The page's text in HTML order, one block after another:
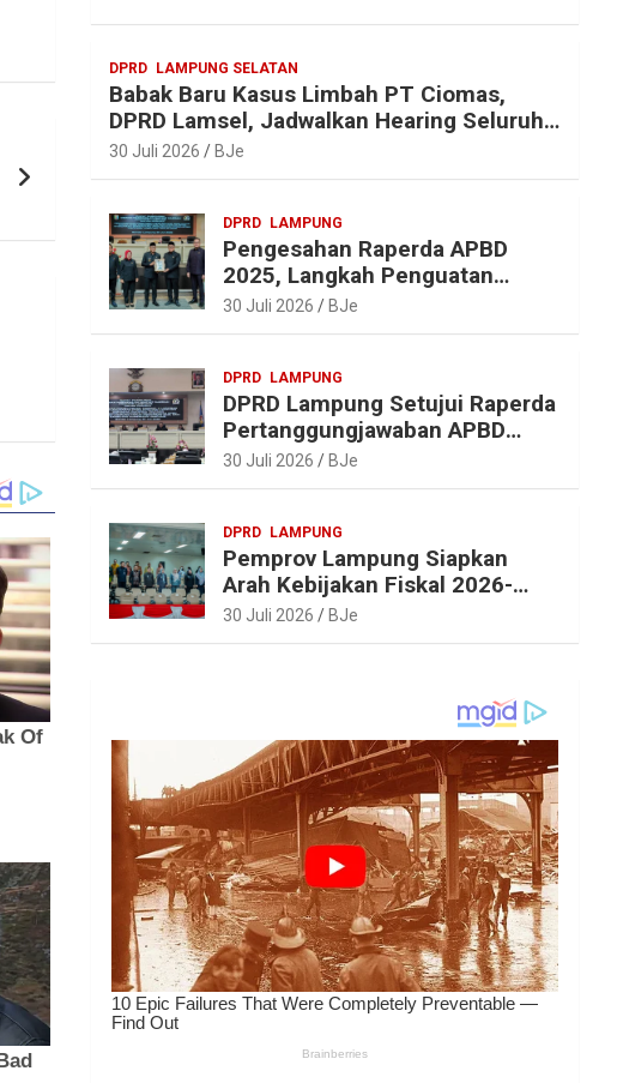
m
k
s
DPRD LAMPUNG SELATAN
Babak Baru Kasus Limbah PT Ciomas,
DPRD Lamsel, Jadwalkan Hearing Seluruh
Vendor
30 Juli 2026 BJe
DPRD LAMPUNG
Pengesahan Raperda APBD
2025, Langkah Penguatan
Akuntabilitas dan
Pembangunan Lampung
30 Juli 2026 BJe
DPRD LAMPUNG
DPRD Lampung Setujui Raperda
Pertanggungjawaban APBD
2025, Beri Sejumlah
Rekomendasi Perbaikan
30 Juli 2026 BJe
DPRD LAMPUNG
Pemprov Lampung Siapkan
Arah Kebijakan Fiskal 2026-
2027 yang Realistis dan
Berkelanjutan
30 Juli 2026 BJe